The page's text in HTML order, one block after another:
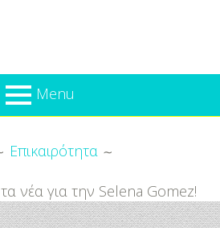
Menu
Επικαιρότητα
νέα για την Selena Gomez!